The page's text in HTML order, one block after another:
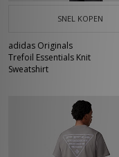
SNEL KOPEN
adidas Originals
Trefoil Essentials Knit
Sweatshirt